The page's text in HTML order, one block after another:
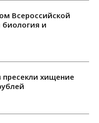
Всероссийской
и
пресекли хищение